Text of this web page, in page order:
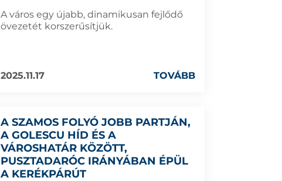
A város egy újabb, dinamikusan fejlődő
övezetét korszerűsítjük.
2025.11.17 TOVÁBB
A SZAMOS FOLYÓ JOBB PARTJÁN,
A GOLESCU HÍD ÉS A
VÁROSHATÁR KÖZÖTT,
PUSZTADARÓC IRÁNYÁBAN ÉPÜL
A KERÉKPÁRÚT